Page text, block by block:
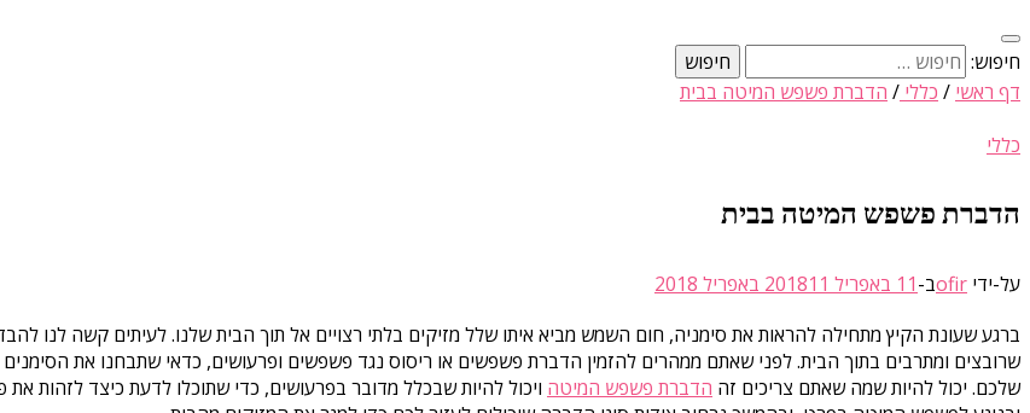
חיפוש:
דף ראשי / כללי / הדברת פשפש המיטה בבית
כללי
הדברת פשפש המיטה בבית
על-ידי ofirב-11 באפריל 2018
11 באפריל 2018
ברגע שעונת הקיץ מתחילה להראות את סימניה, חום השמש מביא איתו שלל מזיקים בלתי רצויים אל תוך הבית שלנו. לעיתים קשה לנו
שרובצים ומתרבים בתוך הבית. לפני שאתם ממהרים להזמין הדברת פשפשים או ריסוס נגד פשפשים ופרעושים, כדאי שתבחנו את
שלכם. יכול להיות שמה שאתם צריכים זה הדברת פשפש המיטה ויכול להיות שבכלל מדובר בפרעושים, כדי שתוכלו לדעת כיצד